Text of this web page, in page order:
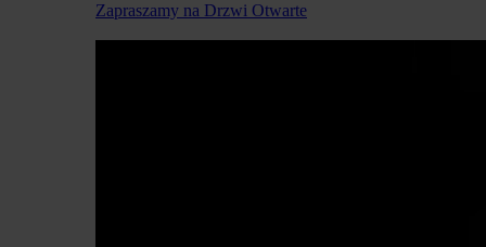
Zapraszamy na Drzwi Otwarte